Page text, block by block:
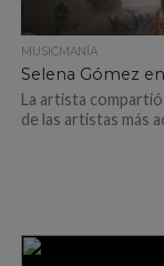
MUSICMANÍA
Selena Gómez
La artista
de las artistas más